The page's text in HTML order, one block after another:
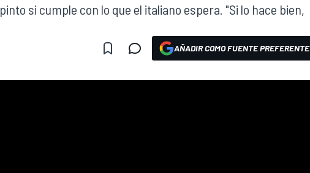
si cumple con lo que el italiano espera. "Si lo hace bien,
AÑADIR COMO FUENTE PREFERENTE